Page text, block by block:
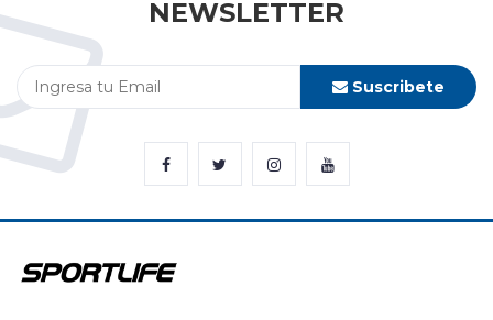
NEWSLETTER
Suscribete